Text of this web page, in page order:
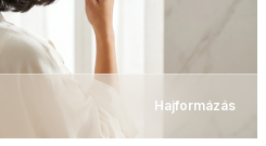
Hajformázás